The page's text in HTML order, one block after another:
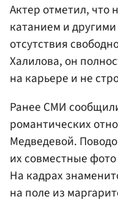
Актер отметил, что
катанием и
отсутствия
Халилова, он
на карьере и не
Ранее СМИ
романтических
Медведевой.
их совместные
На кадрах
на поле из